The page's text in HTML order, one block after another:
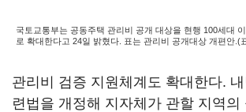
국토교통부는 공동주택 관리비 공개 대상을 현행 100세대
로 확대한다고 24일 밝혔다. 표는 관리비 공개대상 개편안.(
관리비 검증 지원체계도 확대한다.
련법을 개정해 지자체가 관할 지역의